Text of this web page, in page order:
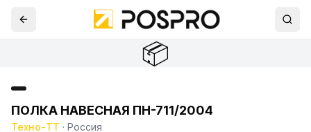
📦
ПОЛКА НАВЕСНАЯ ПН-711/2004
Техно-ТТ · Россия